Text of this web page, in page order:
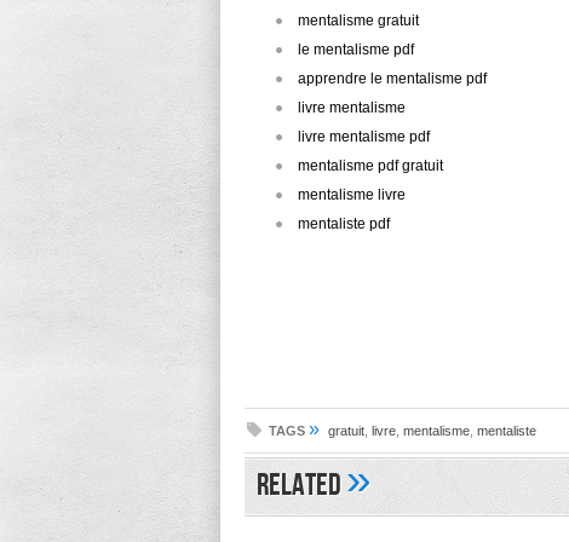
mentalisme gratuit
le mentalisme pdf
apprendre le mentalisme pdf
livre mentalisme
livre mentalisme pdf
mentalisme pdf gratuit
mentalisme livre
mentaliste pdf
TAGS » gratuit livre mentalisme mentaliste
Related»